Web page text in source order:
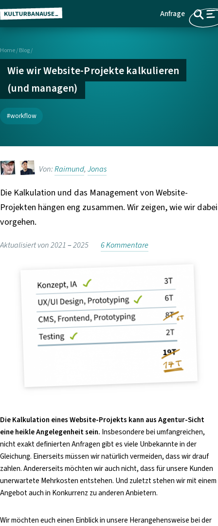
Z
u
H
l
t
s
p
r
i
g
Menü
Anfrage
Home/Blog /
Wie wir Website-Projekte kalkulieren
(und managen)
workflow
Von:Raimund,Jonas
Die Kalkulation und das Management von Website-
Projekten hängen eng zusammen. Wir zeigen, wie wir dabei
vorgehen.
Aktualisiert von 2021 –2025 6 Kommentare
Die Kalkulation eines Website-Projekts kann aus Agentur-Sicht
eine heikle Angelegenheit sein. Insbesondere bei umfangreichen,
nicht exakt definierten Anfragen gibt es viele Unbekannte in der
Gleichung. Einerseits müssen wir natürlich vermeiden, dass wir drauf
zahlen. Andererseits möchten wir auch nicht, dass für unsere Kunden
unerwartete Mehrkosten entstehen. Und zuletzt stehen wir mit einem
Angebot auch in Konkurrenz zu anderen Anbietern.
Wir möchten euch einen Einblick in unsere Herangehensweise bei der